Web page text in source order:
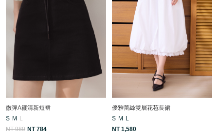
微彈A襬清新短裙
S M L
NT 980 NT 784
優雅蕾絲雙層花苞長裙
S M L
NT 1,580